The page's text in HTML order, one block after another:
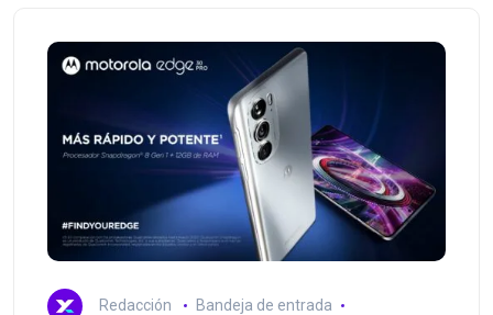
Redacción
Bandeja de entrada